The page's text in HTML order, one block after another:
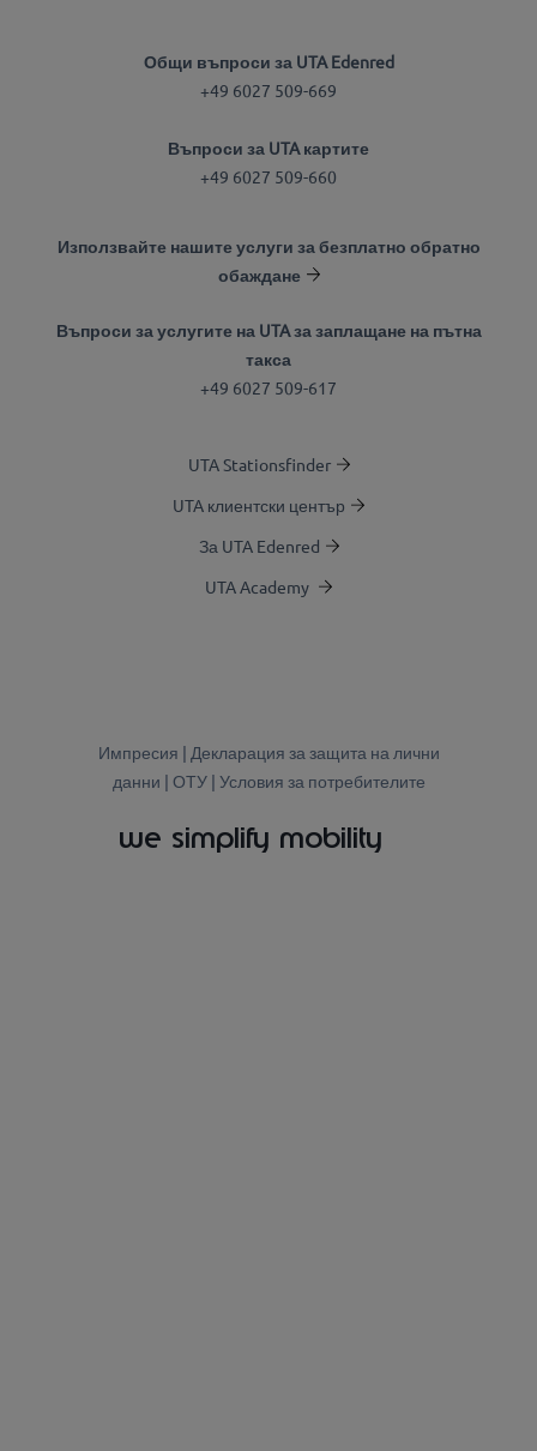
Общи въпроси за UTA Edenred
+49 6027 509-669
Въпроси за UTA картите
+49 6027 509-660
Използвайте нашите услуги за безплатно обратно
обаждане
Въпроси за услугите на UTA за заплащане на пътна
такса
+49 6027 509-617
UTA Stationsfinder
UTA клиентски център
За UTA Edenred
UTA Academy
Импресия | Декларация за защита на лични
данни | ОТУ | Условия за потребителите
we simplify mobility